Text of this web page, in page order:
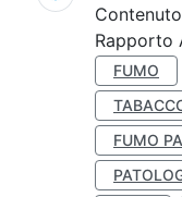
Rapporto
FUMO
FUMO